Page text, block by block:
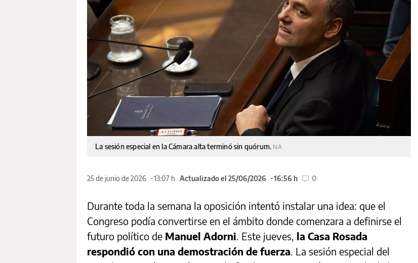
La sesión especial en la Cámara alta terminó sin quórum. NA
25 de junio de 2026 13:07 h Actualizado el 25/06/2026 16:56 h 0
Durante toda la semana la oposición intentó instalar una idea: que el
Congreso podía convertirse en el ámbito donde comenzara a definirse el
futuro político de Manuel Adorni. Este jueves, la Casa Rosada
respondió con una demostración de fuerza. La sesión especial del